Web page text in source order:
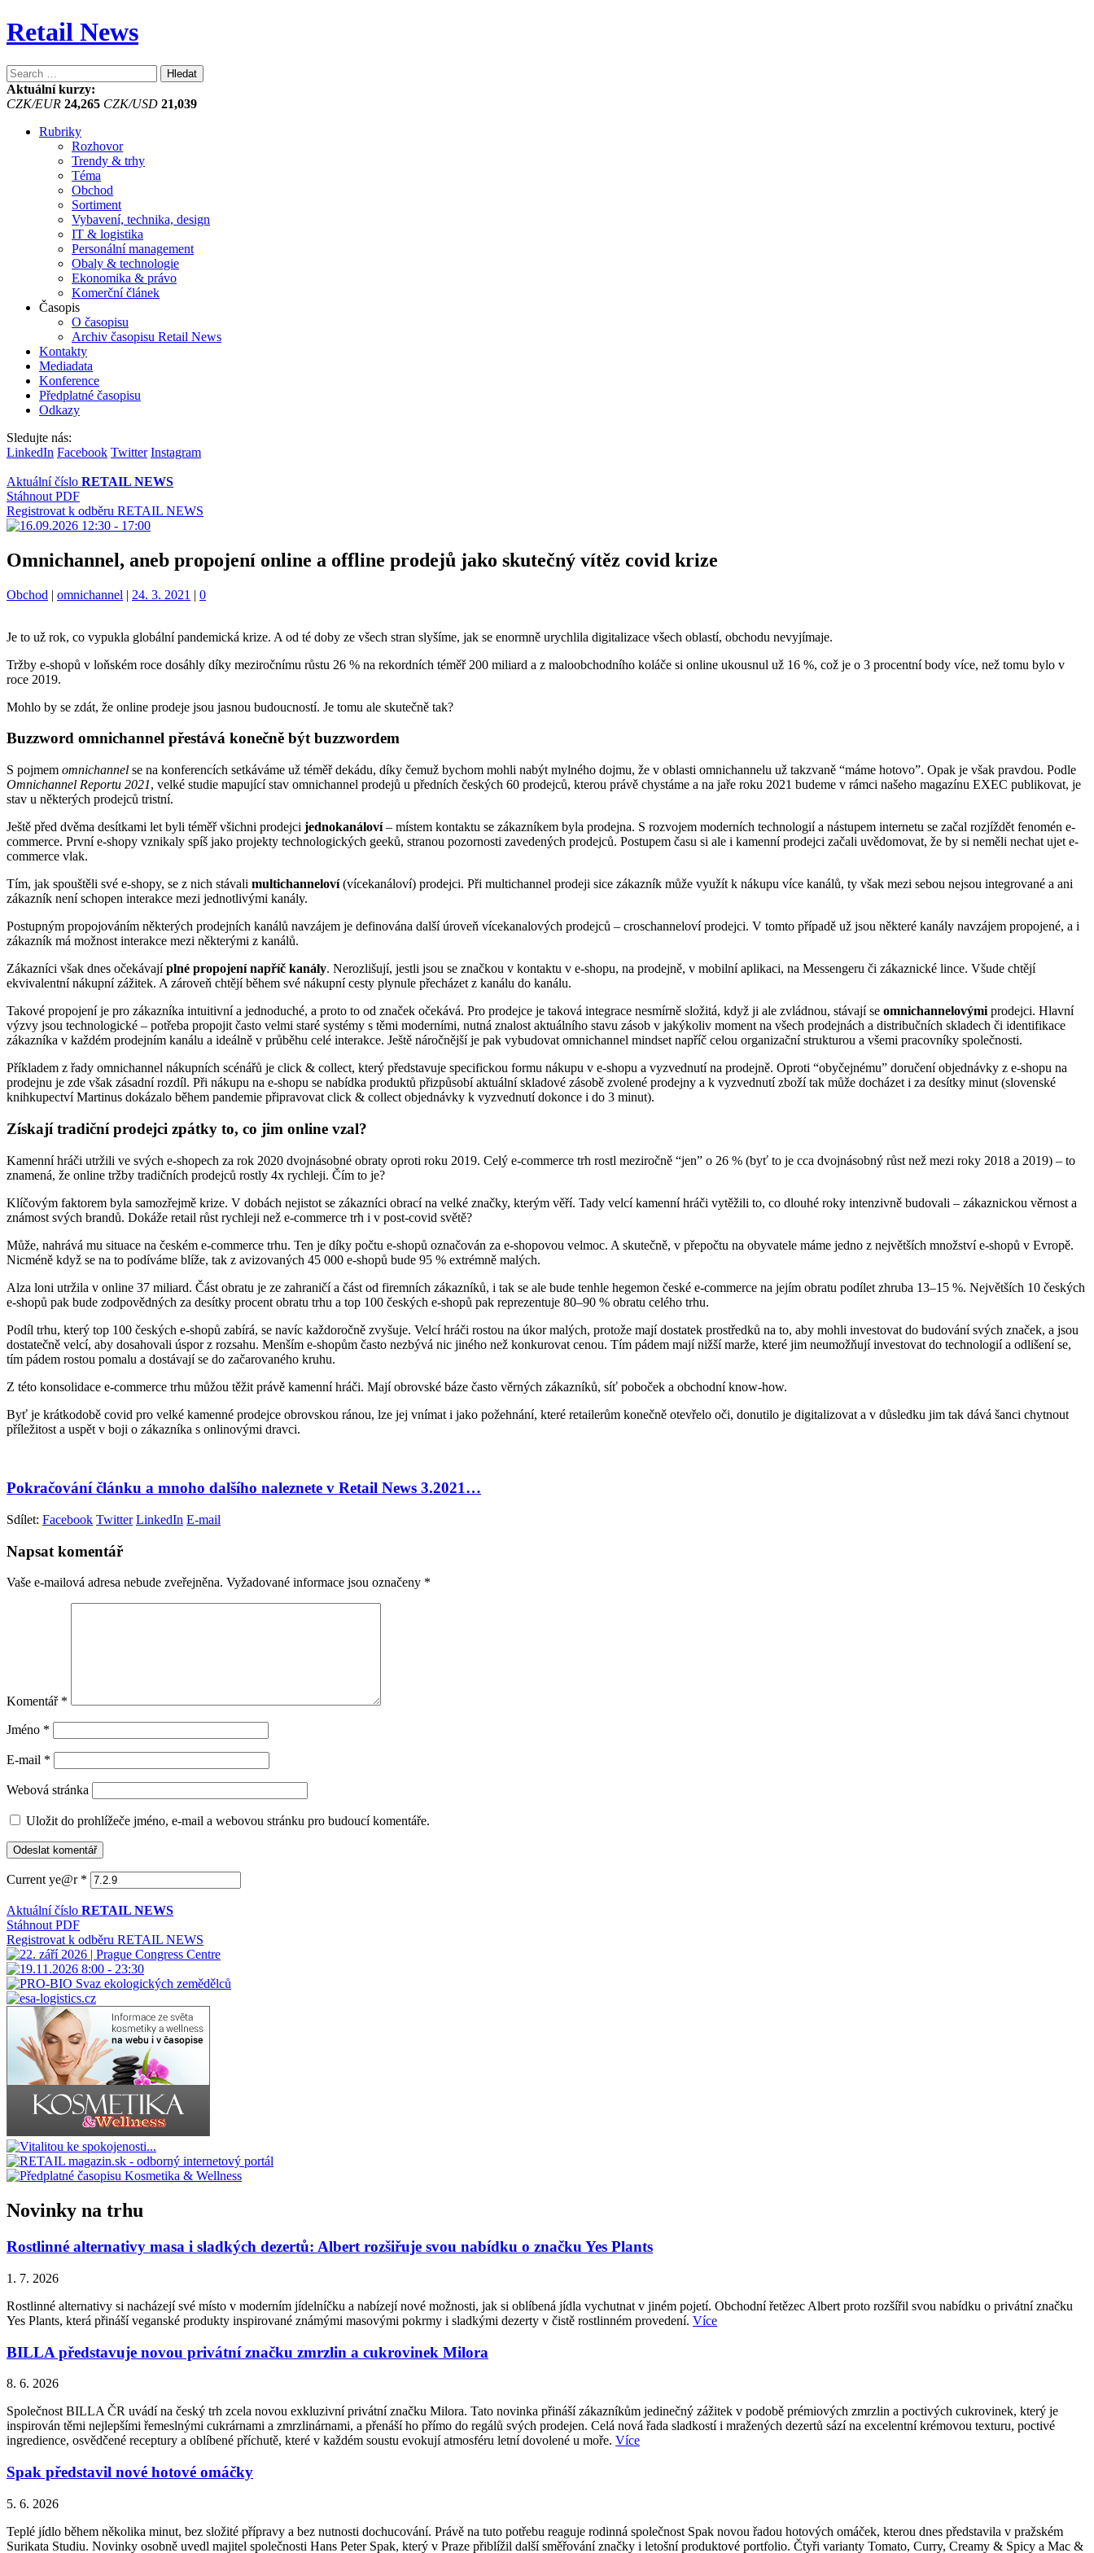
Retail News
Vyhledávání
Aktuální kurzy:
CZK/EUR 24,265 CZK/USD 21,039
Rubriky
Rozhovor
Trendy & trhy
Téma
Obchod
Sortiment
Vybavení, technika, design
IT & logistika
Personální management
Obaly & technologie
Ekonomika & právo
Komerční článek
Časopis
O časopisu
Archiv časopisu Retail News
Kontakty
Mediadata
Konference
Předplatné časopisu
Odkazy
Sledujte nás:
LinkedIn Facebook Twitter Instagram
Aktuální číslo RETAIL NEWS
Stáhnout PDF
Registrovat k odběru RETAIL NEWS
Omnichannel, aneb propojení online a offline prodejů jako skutečný vítěz covid krize
Kategorie:
Obchod | Štítky:
omnichannel | 24. 3. 2021 | 0
Je to už rok, co vypukla globální pandemická krize. A od té doby ze všech stran slyšíme, jak se enormně urychlila digitalizace všech oblastí, obchodu nevyjímaje.
Tržby e-shopů v loňském roce dosáhly díky meziročnímu růstu 26 % na rekordních téměř 200 miliard a z maloobchodního koláče si online ukousnul už 16 %, což je o 3 procentní body více, než tomu bylo v
roce 2019.
Mohlo by se zdát, že online prodeje jsou jasnou budoucností. Je tomu ale skutečně tak?
Buzzword omnichannel přestává konečně být buzzwordem
S pojmem omnichannel se na konferencích setkáváme už téměř dekádu, díky čemuž bychom mohli nabýt mylného dojmu, že v oblasti omnichannelu už takzvaně “máme hotovo”. Opak je však pravdou. Podle
Omnichannel Reportu 2021, velké studie mapující stav omnichannel prodejů u předních českých 60 prodejců, kterou právě chystáme a na jaře roku 2021 budeme v rámci našeho magazínu EXEC publikovat, je
stav u některých prodejců tristní.
Ještě před dvěma desítkami let byli téměř všichni prodejci jednokanáloví– místem kontaktu se zákazníkem byla prodejna. S rozvojem moderních technologií a nástupem internetu se začal rozjíždět fenomén e-
commerce. První e-shopy vznikaly spíš jako projekty technologických geeků, stranou pozornosti zavedených prodejců. Postupem času si ale i kamenní prodejci začali uvědomovat, že by si neměli nechat ujet e-
commerce vlak.
Tím, jak spouštěli své e-shopy, se z nich stávali multichanneloví(vícekanáloví) prodejci. Při multichannel prodeji sice zákazník může využít k nákupu více kanálů, ty však mezi sebou nejsou integrované a ani
zákazník není schopen interakce mezi jednotlivými kanály.
Postupným propojováním některých prodejních kanálů navzájem je definována další úroveň vícekanalových prodejců – croschanneloví prodejci. V tomto případě už jsou některé kanály navzájem propojené, a i
zákazník má možnost interakce mezi některými z kanálů.
Zákazníci však dnes očekávajíplné propojení napříč kanály. Nerozlišují, jestli jsou se značkou v kontaktu v e-shopu, na prodejně, v mobilní aplikaci, na Messengeru či zákaznické lince. Všude chtějí
ekvivalentní nákupní zážitek. A zároveň chtějí během své nákupní cesty plynule přecházet z kanálu do kanálu.
Takové propojení je pro zákazníka intuitivní a jednoduché, a proto to od značek očekává. Pro prodejce je taková integrace nesmírně složitá, když ji ale zvládnou, stávají se omnichannelovými prodejci. Hlavní
výzvy jsou technologické – potřeba propojit často velmi staré systémy s těmi moderními, nutná znalost aktuálního stavu zásob v jakýkoliv moment na všech prodejnách a distribučních skladech či identifikace
zákazníka v každém prodejním kanálu a ideálně v průběhu celé interakce. Ještě náročnější je pak vybudovat omnichannel mindset napříč celou organizační strukturou a všemi pracovníky společnosti.
Příkladem z řady omnichannel nákupních scénářů je click & collect, který představuje specifickou formu nákupu v e-shopu a vyzvednutí na prodejně. Oproti “obyčejnému” doručení objednávky z e-shopu na
prodejnu je zde však zásadní rozdíl. Při nákupu na e-shopu se nabídka produktů přizpůsobí aktuální skladové zásobě zvolené prodejny a k vyzvednutí zboží tak může docházet i za desítky minut (slovenské
knihkupectví Martinus dokázalo během pandemie připravovat click & collect objednávky k vyzvednutí dokonce i do 3 minut).
Získají tradiční prodejci zpátky to, co jim online vzal?
Kamenní hráči utržili ve svých e-shopech za rok 2020 dvojnásobné obraty oproti roku 2019. Celý e-commerce trh rostl meziročně “jen” o 26 % (byť to je cca dvojnásobný růst než mezi roky 2018 a 2019) – to
znamená, že online tržby tradičních prodejců rostly 4x rychleji. Čím to je?
Klíčovým faktorem byla samozřejmě krize. V dobách nejistot se zákazníci obrací na velké značky, kterým věří. Tady velcí kamenní hráči vytěžili to, co dlouhé roky intenzivně budovali – zákaznickou věrnost a
známost svých brandů. Dokáže retail růst rychleji než e-commerce trh i v post-covid světě?
Může, nahrává mu situace na českém e-commerce trhu. Ten je díky počtu e-shopů označován za e-shopovou velmoc. A skutečně, v přepočtu na obyvatele máme jedno z největších množství e-shopů v Evropě.
Nicméně když se na to podíváme blíže, tak z avizovaných 45 000 e-shopů bude 95 % extrémně malých.
Alza loni utržila v online 37 miliard. Část obratu je ze zahraničí a část od firemních zákazníků, i tak se ale bude tenhle hegemon české e-commerce na jejím obratu podílet zhruba 13–15 %. Největších 10 českých
e-shopů pak bude zodpovědných za desítky procent obratu trhu a top 100 českých e-shopů pak reprezentuje 80–90 % obratu celého trhu.
Podíl trhu, který top 100 českých e-shopů zabírá, se navíc každoročně zvyšuje. Velcí hráči rostou na úkor malých, protože mají dostatek prostředků na to, aby mohli investovat do budování svých značek, a jsou
dostatečně velcí, aby dosahovali úspor z rozsahu. Menším e-shopům často nezbývá nic jiného než konkurovat cenou. Tím pádem mají nižší marže, které jim neumožňují investovat do technologií a odlišení se,
tím pádem rostou pomalu a dostávají se do začarovaného kruhu.
Z této konsolidace e-commerce trhu můžou těžit právě kamenní hráči. Mají obrovské báze často věrných zákazníků, síť poboček a obchodní know-how.
Byť je krátkodobě covid pro velké kamenné prodejce obrovskou ránou, lze jej vnímat i jako požehnání, které retailerům konečně otevřelo oči, donutilo je digitalizovat a v důsledku jim tak dává šanci chytnout
příležitost a uspět v boji o zákazníka s onlinovými dravci.
Pokračování článku a mnoho dalšího naleznete v Retail News 3.2021…
Sdílet: Facebook Twitter LinkedIn E-mail
Napsat komentář
Vaše e-mailová adresa nebude zveřejněna. Vyžadované informace jsou označeny *
Komentář *
Jméno *
E-mail *
Webová stránka
Uložit do prohlížeče jméno, e-mail a webovou stránku pro budoucí komentáře.
Current ye@r *
Aktuální číslo RETAIL NEWS
Stáhnout PDF
Registrovat k odběru RETAIL NEWS
Novinky na trhu
Rostlinné alternativy masa i sladkých dezertů: Albert rozšiřuje svou nabídku o značku Yes Plants
1. 7. 2026
Rostlinné alternativy si nacházejí své místo v moderním jídelníčku a nabízejí nové možnosti, jak si oblíbená jídla vychutnat v jiném pojetí. Obchodní řetězec Albert proto rozšířil svou nabídku o privátní značku
Yes Plants, která přináší veganské produkty inspirované známými masovými pokrmy i sladkými dezerty v čistě rostlinném provedení. Více
BILLA představuje novou privátní značku zmrzlin a cukrovinek Milora
8. 6. 2026
Společnost BILLA ČR uvádí na český trh zcela novou exkluzivní privátní značku Milora. Tato novinka přináší zákazníkům jedinečný zážitek v podobě prémiových zmrzlin a poctivých cukrovinek, který je
inspirován těmi nejlepšími řemeslnými cukrárnami a zmrzlinárnami, a přenáší ho přímo do regálů svých prodejen. Celá nová řada sladkostí i mražených dezertů sází na excelentní krémovou texturu, poctivé
ingredience, osvědčené receptury a oblíbené příchutě, které v každém soustu evokují atmosféru letní dovolené u moře. Více
Spak představil nové hotové omáčky
5. 6. 2026
Teplé jídlo během několika minut, bez složité přípravy a bez nutnosti dochucování. Právě na tuto potřebu reaguje rodinná společnost Spak novou řadou hotových omáček, kterou dnes představila v pražském
Surikata Studiu. Novinky osobně uvedl majitel společnosti Hans Peter Spak, který v Praze přiblížil další směřování značky i letošní produktové portfolio. Čtyři varianty Tomato, Curry, Creamy & Spicy a Mac &